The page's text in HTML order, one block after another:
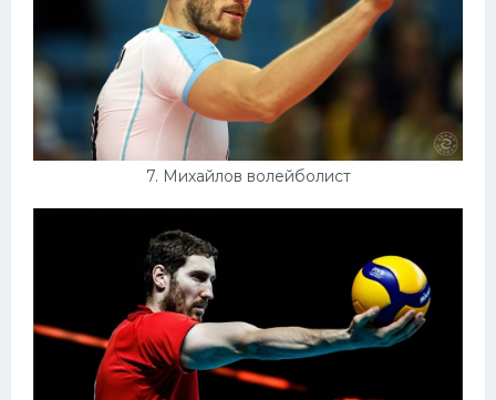
7. Михайлов волейболист